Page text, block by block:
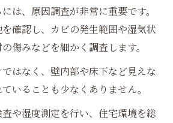
は、原因調査が非常に重要です。
確認し、カビの発生範囲や湿気状
傷みなどを細かく調査します。
はなく、壁内部や床下など見えな
いることも少なくありません。
や湿度測定を行い、住宅環境を総